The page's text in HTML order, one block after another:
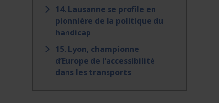
14. Lausanne se profile en
pionnière de la politique du
handicap
15. Lyon, championne
d’Europe de l’accessibilité
dans les transports